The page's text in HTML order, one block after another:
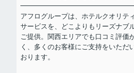
アフログループは、ホテルクオリテ
サービスを、どこよりもリーズナブ
ご提供。関西エリアでも口コミ評価
く、多くのお客様にご支持をいただ
おります。